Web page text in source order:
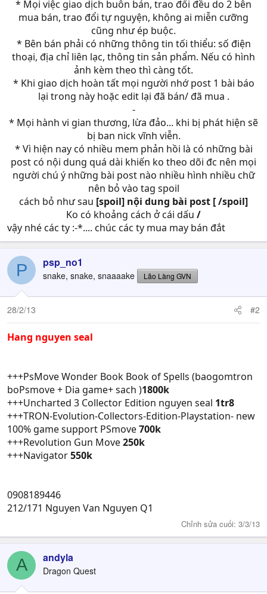
* Mọi việc giao dịch buôn bán, trao đổi đều do 2 bên
mua bán, trao đổi tự nguyện, không ai miễn cưỡng
cũng như ép buộc.
* Bên bán phải có những thông tin tối thiểu: số điện
thoại, địa chỉ liên lạc, thông tin sản phẩm. Nếu có hình
ảnh kèm theo thì càng tốt.
* Khi giao dịch hoàn tất mọi người nhớ post 1 bài báo
lại trong này hoặc edit lại đã bán/ đã mua .
-
* Mọi hành vi gian thương, lừa đảo... khi bị phát hiện sẽ
bị ban nick vĩnh viễn.
* Vì hiện nay có nhiều mem phản hồi là có những bài
post có nội dung quá dài khiến ko theo dõi đc nên mọi
người chú ý những bài post nào nhiều hình nhiều chữ
nên bỏ vào tag spoil
cách bỏ như sau [spoil] nội dung bài post [ /spoil]
Ko có khoảng cách ở cái dấu /
vậy nhé các ty :-*.... chúc các ty mua may bán đắt
P psp_no1
snake, snake, snaaaake Lão Làng GVN
28/2/13 #2
Hang nguyen seal
+++PsMove Wonder Book Book of Spells (baogomtron
boPsmove + Dia game+ sach )1800k
+++Uncharted 3 Collector Edition nguyen seal 1tr8
+++TRON-Evolution-Collectors-Edition-Playstation- new
100% game support PSmove700k
+++Revolution Gun Move250k
+++Navigator550k
0908189446
212/171 Nguyen Van Nguyen Q1
Chỉnh sửa cuối: 3/3/13
A andyla
Dragon Quest